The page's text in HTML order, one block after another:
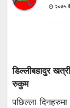
२०७५
डिल्लीबहादुर खत्री
रुकुम
पछिल्ला